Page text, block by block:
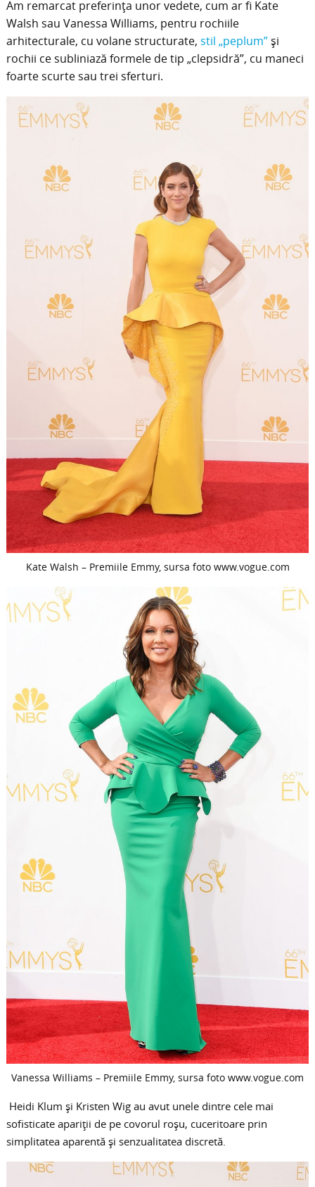
Am remarcat preferinţa unor vedete, cum ar fi Kate
Walsh sau Vanessa Williams, pentru rochiile
arhitecturale, cu volane structurate, stil „peplum”şi
rochii ce subliniază formele de tip „clepsidră”, cu maneci
foarte scurte sau trei sferturi.
Kate Walsh – Premiile Emmy, sursa foto www.vogue.com
Vanessa Williams – Premiile Emmy, sursa foto www.vogue.com
Heidi Klum şi Kristen Wig au avut unele dintre cele mai
sofisticate apariţii de pe covorul roşu, cuceritoare prin
simplitatea aparentă şi senzualitatea discretă.